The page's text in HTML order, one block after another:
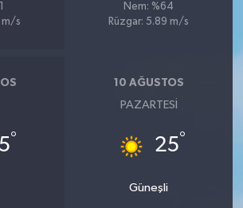
m/s
Nem: %64
Rüzgar: 5.89 m/s
°
10 AĞUSTOS
PAZARTESI
25°
Güneşli